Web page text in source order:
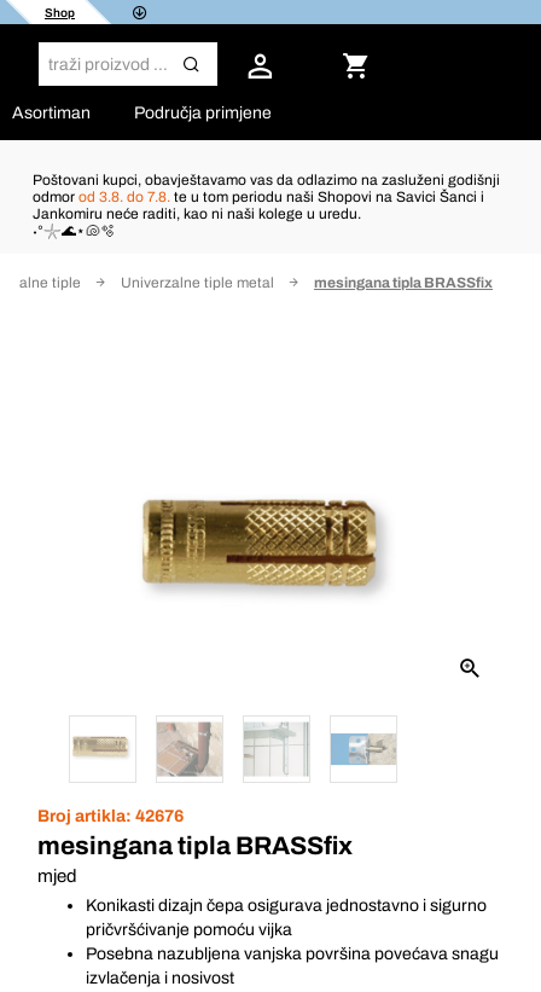
Shop
Asortiman Područja primjene
Poštovani kupci, obavještavamo vas da odlazimo na zasluženi godišnji
odmor od 3.8. do 7.8. te u tom periodu naši Shopovi na Savici Šanci i
Jankomiru neće raditi, kao ni naši kolege u uredu.
˖°𓇼🌊⋆🐚🫧
tiple Univerzalne tiple metal mesingana tipla BRASSfix
Broj artikla: 42676
mesingana tipla BRASSfix
mjed
Konikasti dizajn čepa osigurava jednostavno i sigurno
pričvršćivanje pomoću vijka
Posebna nazubljena vanjska površina povećava snagu
izvlačenja i nosivost